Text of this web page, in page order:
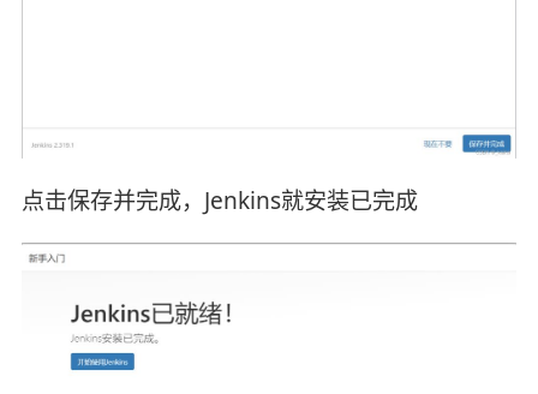
点击保存并完成，Jenkins就安装已完成